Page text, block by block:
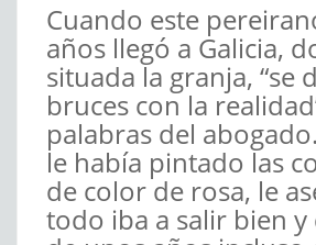
Cuando este
años llegó a Galicia,
situada la granja, “se
bruces con la
palabras del
le había pintado las
de color de rosa, le
todo iba a salir bien